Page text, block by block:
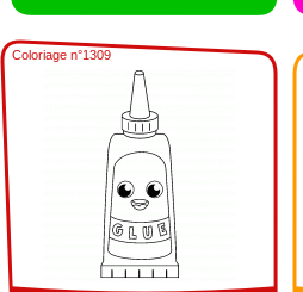
Coloriage n°1309